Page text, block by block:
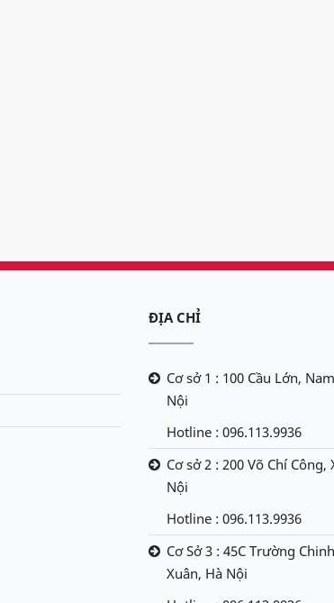
ĐỊA CHỈ
Cơ sở 1 : 100 Cầu Lớn,
Nội
Hotline : 096.113.9936
Cơ sở 2 : 200 Võ Chí Công,
Nội
Hotline : 096.113.9936
Cơ Sở 3 : 45C Trường
Xuân, Hà Nội